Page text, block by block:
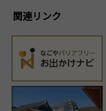
関連リンク